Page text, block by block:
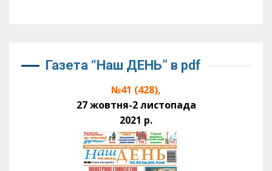
Газета “Наш ДЕНЬ” в pdf
№41 (428),
27 жовтня-2 листопада
2021 р.